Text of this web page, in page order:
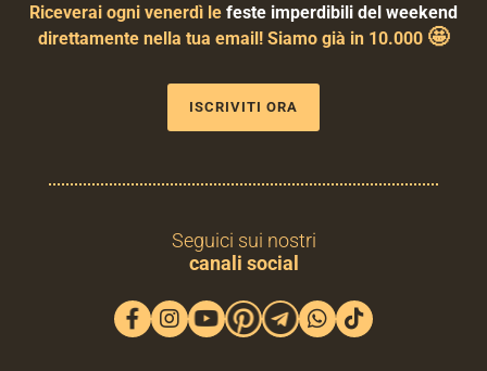
Riceverai ogni venerdì le feste imperdibili del weekend
direttamente nella tua email! Siamo già in 10.000 🤩
ISCRIVITI ORA
Seguici sui nostri
canali social